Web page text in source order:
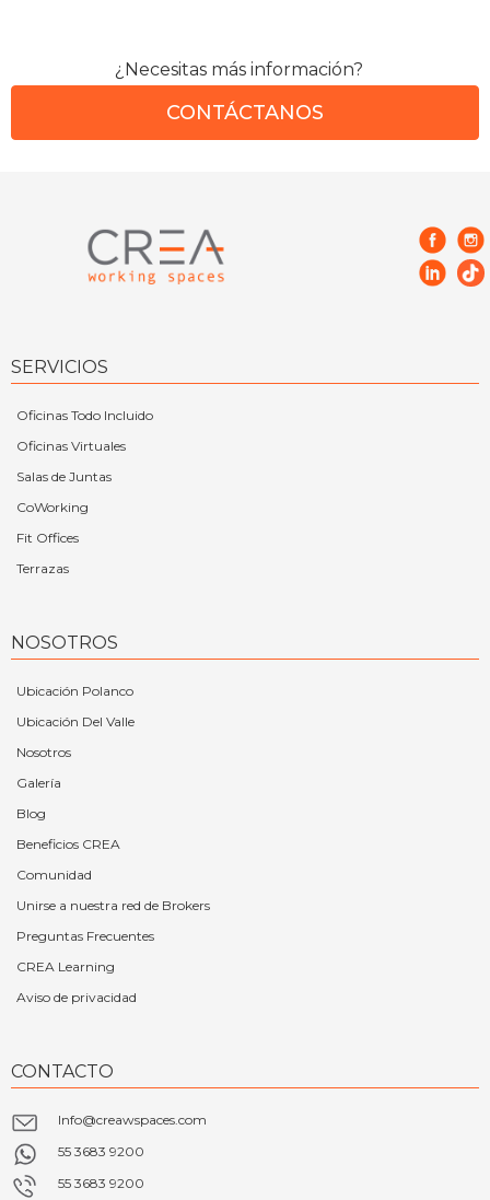
¿Necesitas más información?
CONTÁCTANOS
SERVICIOS
Oficinas Todo Incluido
Oficinas Virtuales
Salas de Juntas
CoWorking
Fit Offices
Terrazas
NOSOTROS
Ubicación Polanco
Ubicación Del Valle
Nosotros
Galería
Blog
Beneficios CREA
Comunidad
Unirse a nuestra red de Brokers
Preguntas Frecuentes
CREA Learning
Aviso de privacidad
CONTACTO
Info@creawspaces.com
55 3683 9200
55 3683 9200